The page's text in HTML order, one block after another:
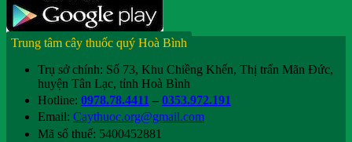
Trung tâm cây thuốc quý Hoà Bình
Trụ sở chính: Số 73, Khu Chiềng Khến, Thị trấn Mãn Đức,
huyện Tân Lạc, tỉnh Hoà Bình
Hotline: 0978.78.4411 – 0353.972.191
Email: Caythuoc.org@gmail.com
Mã số thuế: 5400452881